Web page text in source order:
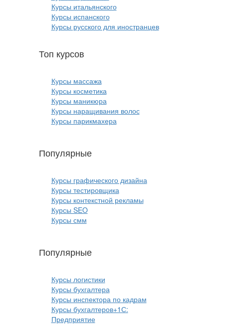
Курсы итальянского
Курсы испанского
Курсы русского для иностранцев
Топ курсов
Курсы массажа
Курсы косметика
Курсы маникюра
Курсы наращивания волос
Курсы парикмахера
Популярные
Курсы графического дизайна
Курсы тестировщика
Курсы контекстной рекламы
Курсы SEO
Курсы смм
Популярные
Курсы логистики
Курсы бухгалтера
Курсы инспектора по кадрам
Курсы бухгалтеров+1С:
Предприятие